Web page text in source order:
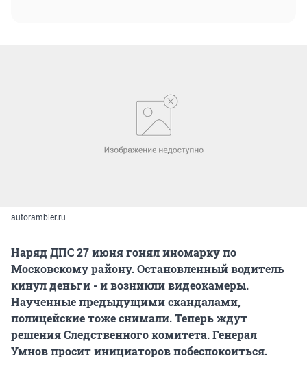
autorambler.ru
Наряд ДПС 27 июня гонял иномарку по
Московскому району. Остановленный водитель
кинул деньги - и возникли видеокамеры.
Наученные предыдущими скандалами,
полицейские тоже снимали. Теперь ждут
решения Следственного комитета. Генерал
Умнов просит инициаторов побеспокоиться.